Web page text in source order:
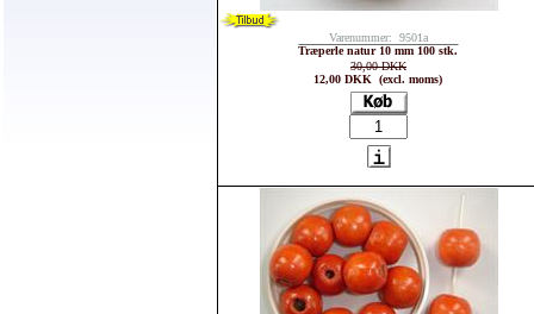
Varenummer: 9501a
Træperle natur 10 mm 100 stk.
30,00 DKK
12,00 DKK (excl. moms)